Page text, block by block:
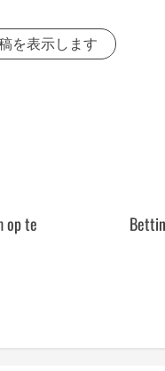
を表示します
op te